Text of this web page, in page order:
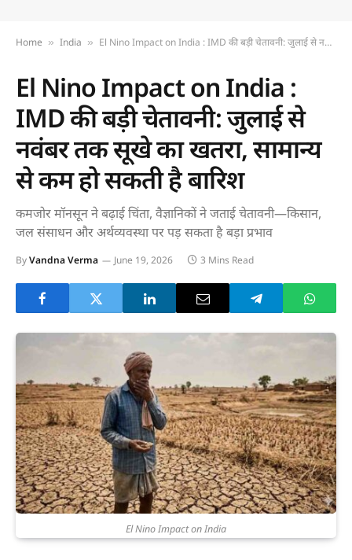
Home » India » El Nino Impact on India : IMD की बड़ी चेतावनी: जुलाई से नवंबर तक सूखे का खतरा, सामान्य से कम हो सकती है बारिश
El Nino Impact on India :
IMD की बड़ी चेतावनी: जुलाई से
नवंबर तक सूखे का खतरा, सामान्य
से कम हो सकती है बारिश
कमजोर मॉनसून ने बढ़ाई चिंता, वैज्ञानिकों ने जताई चेतावनी—किसान,
जल संसाधन और अर्थव्यवस्था पर पड़ सकता है बड़ा प्रभाव
ByVandna Verma June 19, 2026 3 Mins Read
El Nino Impact on India